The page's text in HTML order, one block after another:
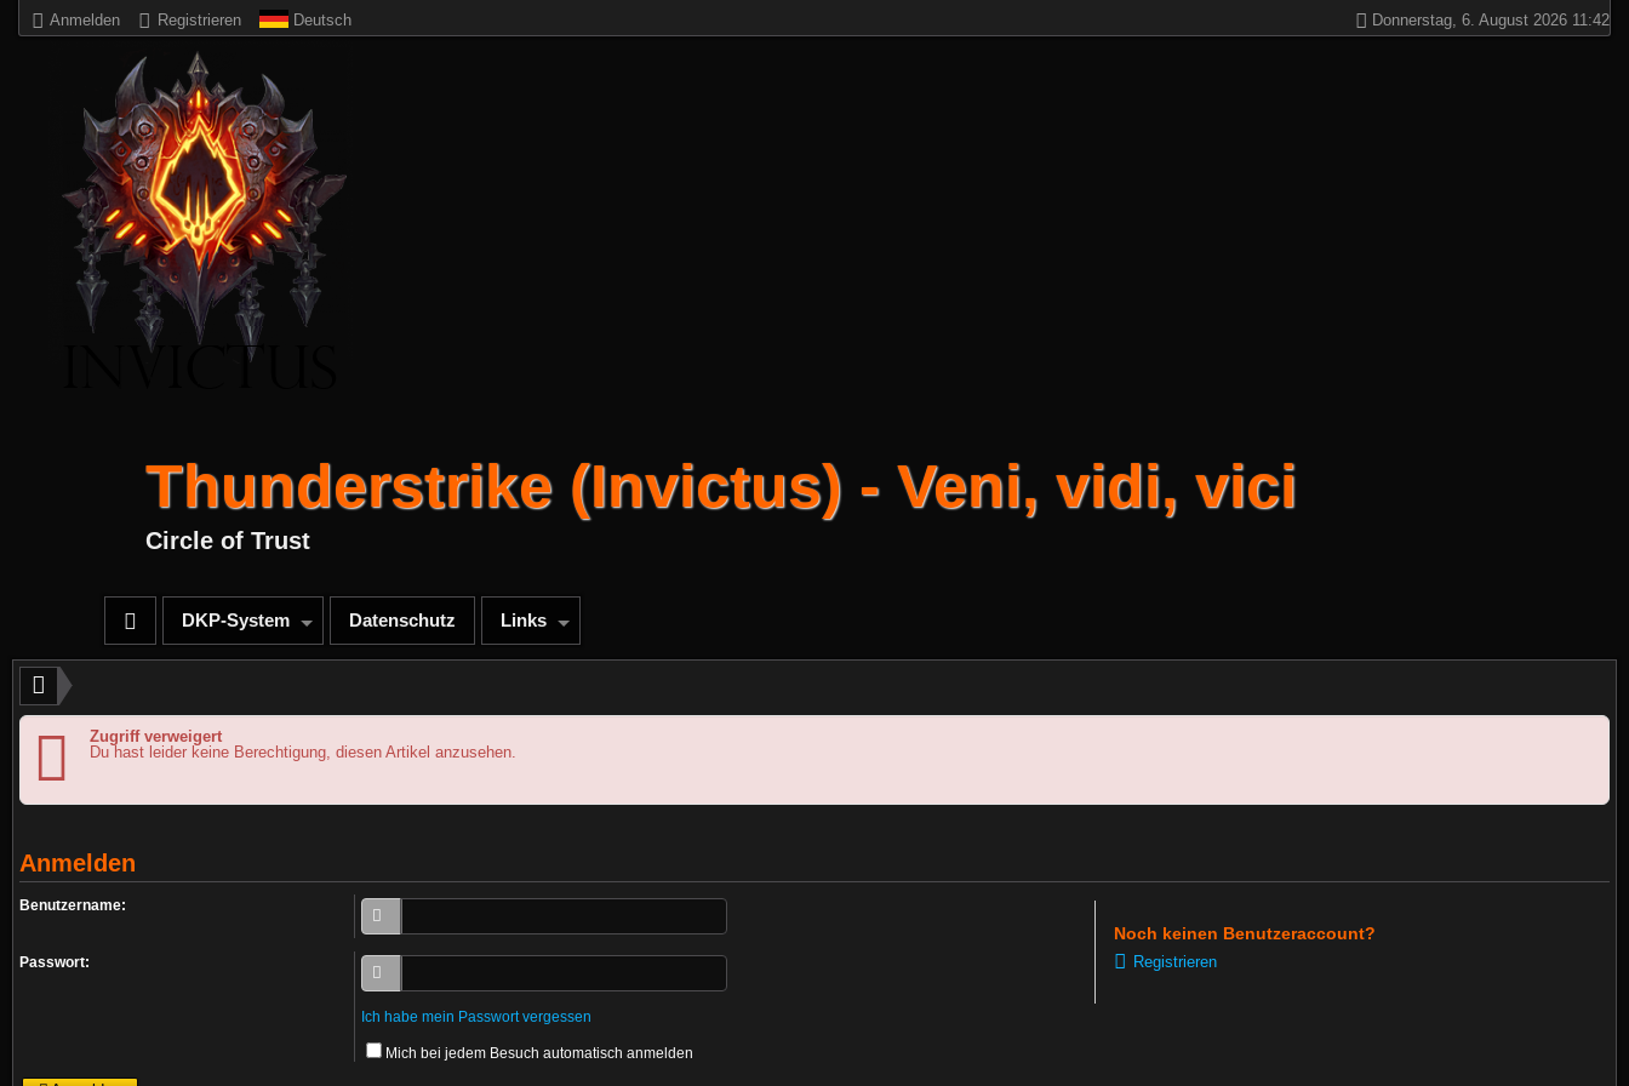
Anmelden Registrieren Deutsch Donnerstag, 6. August 2026 11:42
Thunderstrike (Invictus) - Veni, vidi, vici
Circle of Trust
DKP-System Datenschutz Links
Zugriff verweigert
Du hast leider keine Berechtigung, diesen Artikel anzusehen.
Anmelden
Benutzername:
Passwort:
Ich habe mein Passwort vergessen
Mich bei jedem Besuch automatisch anmelden
Noch keinen Benutzeraccount?
Registrieren